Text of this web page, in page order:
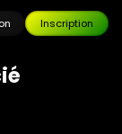
Inscription
ié